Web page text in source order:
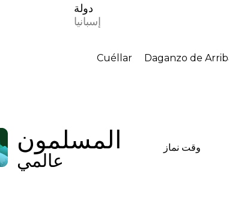
دولة
إسبانيا
Cuéllar Daganzo de
المسلمون
عالمي وقت نماز